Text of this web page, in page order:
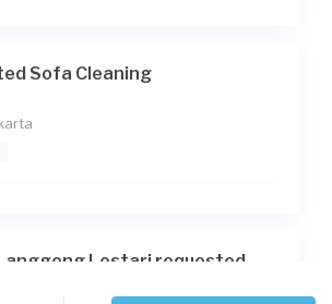
Sofa Cleaning
Lestari requested